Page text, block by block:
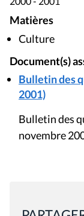
Matières
Culture
Document(s)
Bulletin des
2001)
Bulletin des
novembre